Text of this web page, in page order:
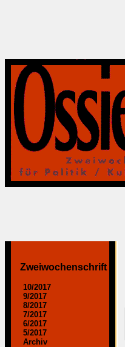
Zweiwochenschrift
10/2017
9/2017
8/2017
7/2017
6/2017
5/2017
Archiv